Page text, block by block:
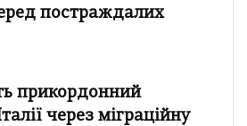
постраждалих
прикордонний
через міграційну